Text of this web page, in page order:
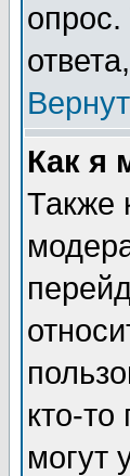
опрос.
Как я
Также
кто-
могут